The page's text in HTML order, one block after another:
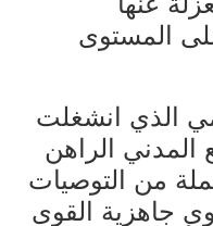
المستوى
الذي انشغلت
المدني الراهن
من التوصيات
جاهزية القوى